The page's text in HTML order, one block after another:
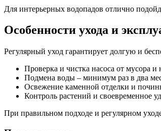
Для интерьерных водопадов отлично
Особенности ухода и
Регулярный уход гарантирует долгую и
Проверка и чистка насоса от мусора и
Подмена воды – минимум раз в два
Освежение каменной отделки и
Контроль растений и своевременное
При правильном подходе и регулярном